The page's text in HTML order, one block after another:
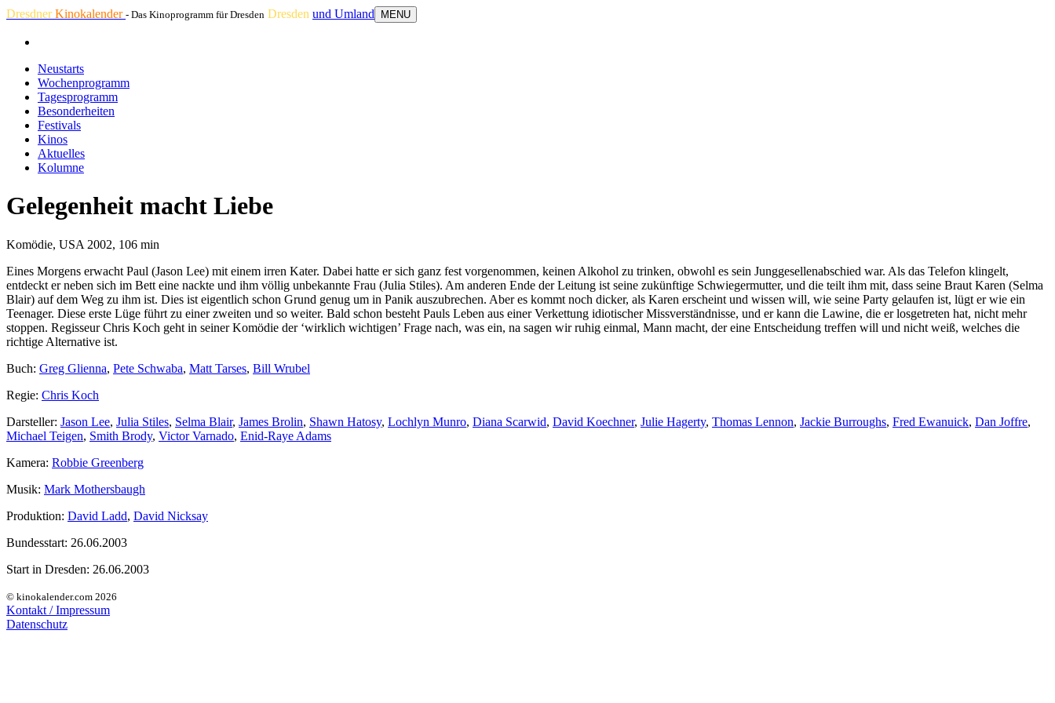
DresdnerKinokalender - Das Kinoprogramm für Dresden Dresden und Umland MENU
Neustarts
Wochenprogramm
Tagesprogramm
Besonderheiten
Festivals
Kinos
Aktuelles
Kolumne
Gelegenheit macht Liebe
Komödie, USA 2002, 106 min
Eines Morgens erwacht Paul (Jason Lee) mit einem irren Kater. Dabei hatte er sich ganz fest vorgenommen, keinen Alkohol zu trinken, obwohl es sein Junggesellenabschied war. Als das Telefon klingelt,
entdeckt er neben sich im Bett eine nackte und ihm völlig unbekannte Frau (Julia Stiles). Am anderen Ende der Leitung ist seine zukünftige Schwiegermutter, und die teilt ihm mit, dass seine Braut Karen (Selma
Blair) auf dem Weg zu ihm ist. Dies ist eigentlich schon Grund genug um in Panik auszubrechen. Aber es kommt noch dicker, als Karen erscheint und wissen will, wie seine Party gelaufen ist, lügt er wie ein
Teenager. Diese erste Lüge führt zu einer zweiten und so weiter. Bald schon besteht Pauls Leben aus einer Verkettung idiotischer Missverständnisse, und er kann die Lawine, die er losgetreten hat, nicht mehr
stoppen. Regisseur Chris Koch geht in seiner Komödie der ‘wirklich wichtigen’ Frage nach, was ein, na sagen wir ruhig einmal, Mann macht, der eine Entscheidung treffen will und nicht weiß, welches die
richtige Alternative ist.
Buch: Greg Glienna, Pete Schwaba, Matt Tarses, Bill Wrubel
Regie: Chris Koch
Darsteller: Jason Lee, Julia Stiles, Selma Blair, James Brolin, Shawn Hatosy, Lochlyn Munro, Diana Scarwid, David Koechner, Julie Hagerty, Thomas Lennon, Jackie Burroughs, Fred Ewanuick, Dan Joffre,
Michael Teigen, Smith Brody, Victor Varnado, Enid-Raye Adams
Kamera: Robbie Greenberg
Musik: Mark Mothersbaugh
Produktion: David Ladd, David Nicksay
Bundesstart: 26.06.2003
Start in Dresden: 26.06.2003
© kinokalender.com 2026
Kontakt / Impressum
Datenschutz